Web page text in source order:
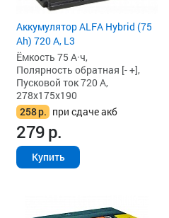
Аккумулятор ALFA Hybrid (75
Ah) 720 А, L3
Ёмкость 75 А·ч,
Полярность обратная [- +],
Пусковой ток 720 А,
278x175x190
258р. при сдаче акб
279р.
Купить